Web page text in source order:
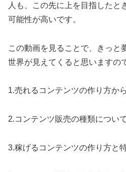
人も、この先に上を目指したと
可能性が高いです。
この動画を見ることで、きっと
世界が見えてくると思いますの
1.売れるコンテンツの作り方か
2.コンテンツ販売の種類につい
3.稼げるコンテンツの作り方と